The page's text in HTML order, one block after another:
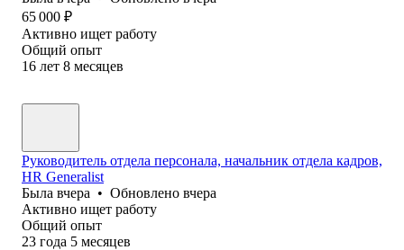
65 000 ₽
Активно ищет работу
Общий опыт
16 лет 8 месяцев
Руководитель отдела персонала, начальник отдела кадров,
HR Generalist
Была вчера • Обновлено вчера
Активно ищет работу
Общий опыт
23 года 5 месяцев